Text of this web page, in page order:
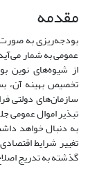
مقدمه
بودجه‌ریزی به
عمومی به شمار
از شیوه‌های نوین
تخصیص بهینه آن،
سازمان‌های دولتی
تبذیر اموال عمومی
به دنبال خواهد
تغییر شرایط
گذشته به تدریج